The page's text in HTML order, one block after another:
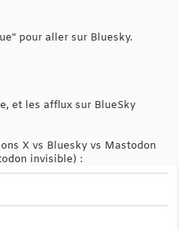
pour aller sur Bluesky.
et les afflux sur BlueSky
X vs Bluesky vs Mastodon
invisible) :